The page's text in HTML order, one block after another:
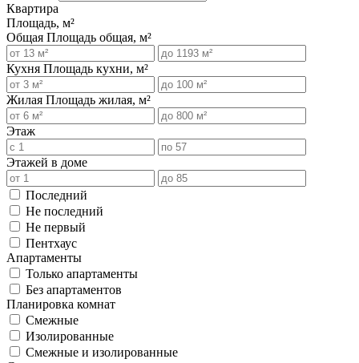
Квартира
Площадь, м²
Общая Площадь общая, м²
Кухня Площадь кухни, м²
Жилая Площадь жилая, м²
Этаж
Этажей в доме
Последний
Не последний
Не первый
Пентхаус
Апартаменты
Только апартаменты
Без апартаментов
Планировка комнат
Смежные
Изолированные
Смежные и изолированные